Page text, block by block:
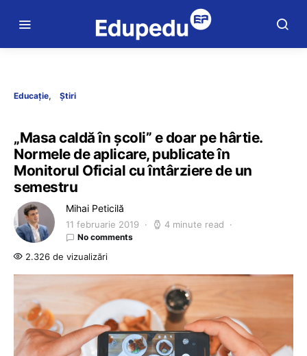
Educație Știri
„Masa caldă în şcoli” e doar pe hârtie.
Normele de aplicare, publicate în
Monitorul Oficial cu întârziere de un
semestru
Mihai Peticilă
11 februarie 2019 4 minute read
No comments
2.326 de vizualizări